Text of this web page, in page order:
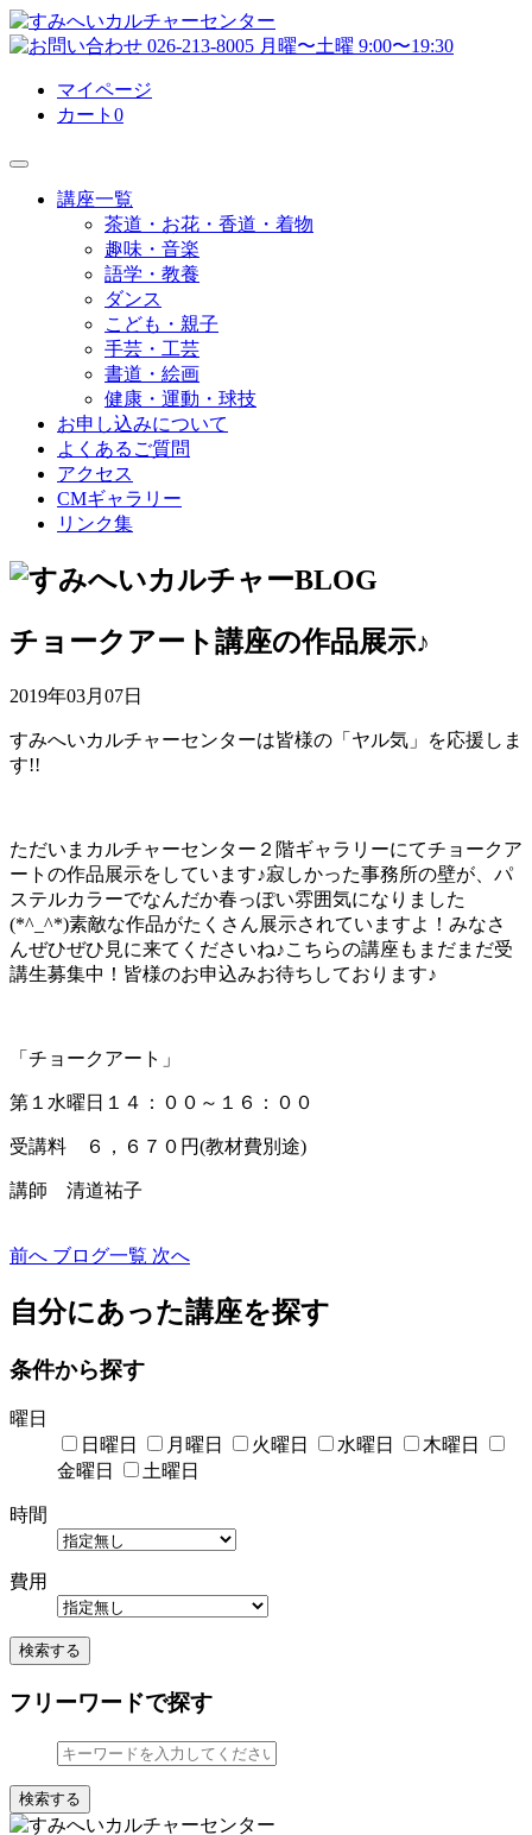
マイページ
カート 0
講座一覧
茶道・お花・香道・着物
趣味・音楽
語学・教養
ダンス
こども・親子
手芸・工芸
書道・絵画
健康・運動・球技
お申し込みについて
よくあるご質問
アクセス
CMギャラリー
リンク集
チョークアート講座の作品展示♪
2019年03月07日
すみへいカルチャーセンターは皆様の「ヤル気」を応援しま
す!!
ただいまカルチャーセンター２階ギャラリーにてチョークア
ートの作品展示をしています♪寂しかった事務所の壁が、パ
ステルカラーでなんだか春っぽい雰囲気になりました
(*^_^*)素敵な作品がたくさん展示されていますよ！みなさ
んぜひぜひ見に来てくださいね♪こちらの講座もまだまだ受
講生募集中！皆様のお申込みお待ちしております♪
「チョークアート」
第１水曜日１４：００～１６：００
受講料 ６，６７０円(教材費別途)
講師 清道祐子
前へ ブログ一覧 次へ
自分にあった講座を探す
条件から探す
曜日
日曜日
月曜日 火曜日 水曜日
木曜日
金曜日
土曜日
時間
費用
検索する
フリーワードで探す
検索する